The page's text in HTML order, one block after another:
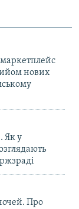
нових
Як у
Про